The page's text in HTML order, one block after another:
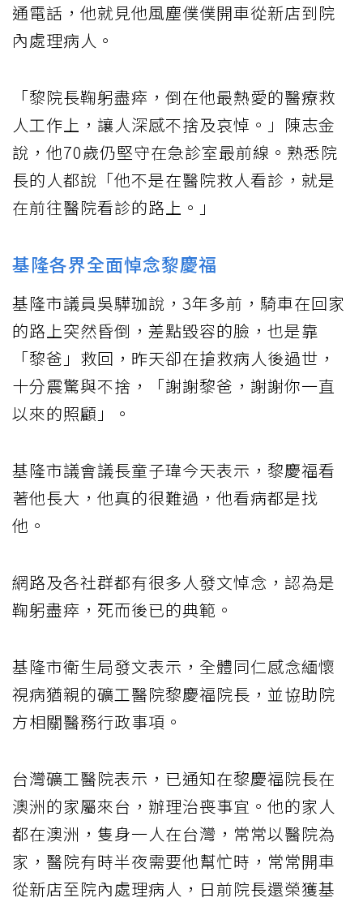
通電話，他就見他風塵僕僕開車從新店到院
內處理病人。
「黎院長鞠躬盡瘁，倒在他最熱愛的醫療救
人工作上，讓人深感不捨及哀悼。」陳志金
說，他70歲仍堅守在急診室最前線。熟悉院
長的人都說「他不是在醫院救人看診，就是
在前往醫院看診的路上。」
基隆各界全面悼念黎慶福
基隆市議員吳驊珈說，3年多前，騎車在回家
的路上突然昏倒，差點毀容的臉，也是靠
「黎爸」救回，昨天卻在搶救病人後過世，
十分震驚與不捨，「謝謝黎爸，謝謝你一直
以來的照顧」。
基隆市議會議長童子瑋今天表示，黎慶福看
著他長大，他真的很難過，他看病都是找
他。
網路及各社群都有很多人發文悼念，認為是
鞠躬盡瘁，死而後已的典範。
基隆市衛生局發文表示，全體同仁感念緬懷
視病猶親的礦工醫院黎慶福院長，並協助院
方相關醫務行政事項。
台灣礦工醫院表示，已通知在黎慶福院長在
澳洲的家屬來台，辦理治喪事宜。他的家人
都在澳洲，隻身一人在台灣，常常以醫院為
家，醫院有時半夜需要他幫忙時，常常開車
從新店至院內處理病人，日前院長還榮獲基